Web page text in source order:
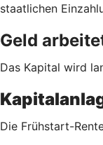
staatlichen
Geld
Das Kapital wird
Die Frühstart-